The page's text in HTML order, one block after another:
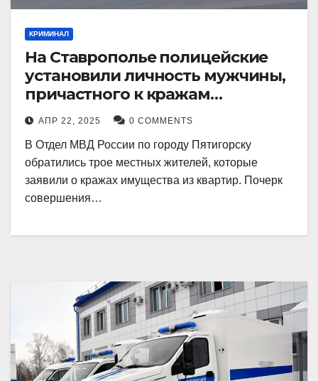
КРИМИНАЛ
На Ставрополье полицейские
установили личность мужчины,
причастного к кражам
имущества из квартир в
Пятигорске
АПР 22, 2025 0 COMMENTS
В Отдел МВД России по городу Пятигорску
обратились трое местных жителей, которые
заявили о кражах имущества из квартир. Почерк
совершения…